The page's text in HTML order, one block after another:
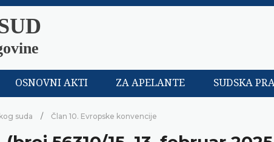
OSNOVNI AKTI ZA APELANTE SUDSKA
suda Član 10. Evropske konvencije